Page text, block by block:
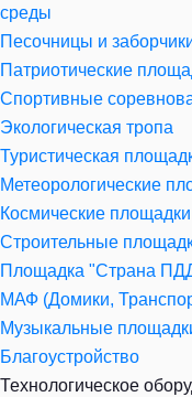
среды
Песочницы и
Патриотические
Спортивные
Экологическая тропа
Туристическая
Метеорологические
Космические площадки
Строительные
Площадка "Страна
МАФ (Домики,
Музыкальные
Благоустройство
Технологическое